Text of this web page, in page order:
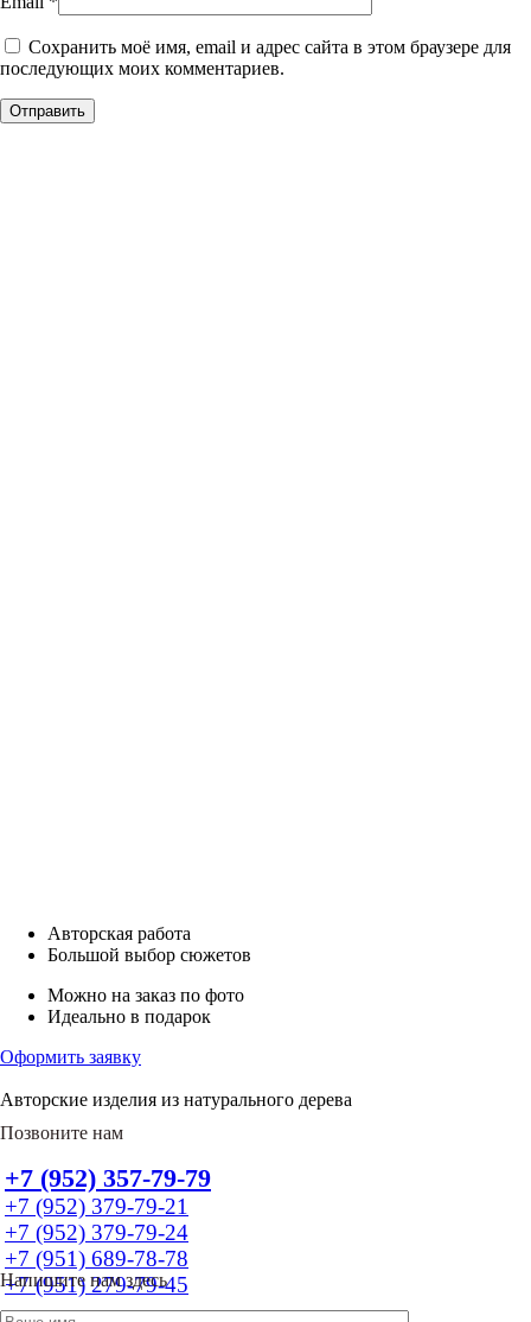
Сохранить моё имя, email и адрес сайта в этом браузере для
последующих моих комментариев.
Авторская работа
Большой выбор сюжетов
Можно на заказ по фото
Идеально в подарок
Оформить заявку
Авторские изделия из натурального дерева
Позвоните нам
+7 (952) 357-79-79
+7 (952) 379-79-21
+7 (952) 379-79-24
+7 (951) 689-78-78
+7 (951) 279-79-45
Напишите нам здесь